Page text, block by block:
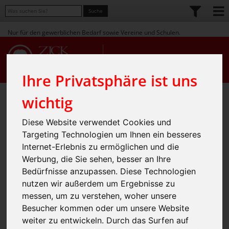
Ihre Privatsphäre ist uns
wichtig
Diese Website verwendet Cookies und
Targeting Technologien um Ihnen ein besseres
Internet-Erlebnis zu ermöglichen und die
Werbung, die Sie sehen, besser an Ihre
Bedürfnisse anzupassen. Diese Technologien
nutzen wir außerdem um Ergebnisse zu
messen, um zu verstehen, woher unsere
Besucher kommen oder um unsere Website
weiter zu entwickeln. Durch das Surfen auf
Nur für den gewerblichen Bedarf sowie Vereine und Schulen.
Craft: Hochwertige Teamwear und
Sportswear für Spitzenleistungen
Craft ist eine renommierte Marke in der Welt des Sports, die für ihre
hochwertigen Teamwear- und Sportswear-Produkte bekannt ist. Mit einem
klaren Fokus auf Funktionalität, Design und Qualität hat sich Craft einen
festen Platz im Herzen von Sportlern und Teams weltweit erobert. In
diesem ausführlichen SEO-Text stellen wir Ihnen die Marke Craft vor,